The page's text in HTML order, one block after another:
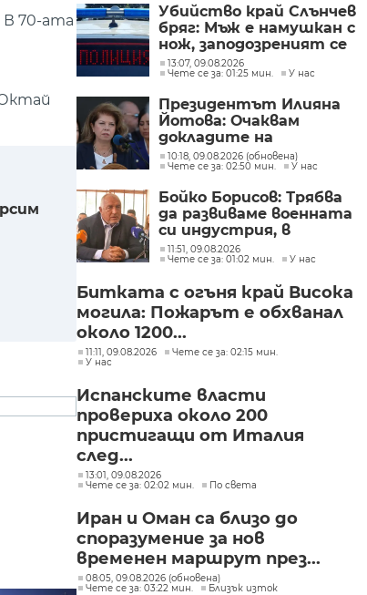
70-ата
Убийство край Слънчев
бряг: Мъж е намушкан с
нож, заподозреният се
опитал да избяга
13:07, 09.08.2026
Чете се за: 01:25 мин.
У нас
Президентът Илияна
Йотова: Очаквам
докладите на
службите какъв е
дронът и каква е била
неговата роля
10:18, 09.08.2026 (обновена)
Чете се за: 02:50 мин.
У нас
Бойко Борисов: Трябва
да развиваме военната
си индустрия, в
момента това не се
прави
11:51, 09.08.2026
Чете се за: 01:02 мин.
У нас
Битката с огъня край Висока
могила: Пожарът е обхванал
около 1200...
11:11, 09.08.2026
Чете се за: 02:15 мин.
У нас
Испанските власти
провериха около 200
пристигащи от Италия
след...
13:01, 09.08.2026
Чете се за: 02:02 мин.
По света
Иран и Оман са близо до
споразумение за нов
временен маршрут през...
08:05, 09.08.2026 (обновена)
Чете се за: 03:22 мин.
Близък изток